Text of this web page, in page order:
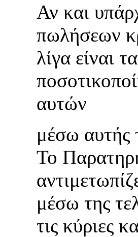
Αν και
πωλήσεων
λίγα είναι
αυτών
μέσω αυτής
Το
μέσω της
τις κύριες